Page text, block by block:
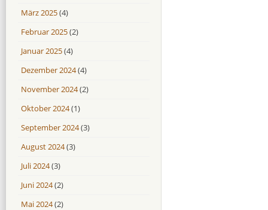
März 2025(4)
Februar 2025(2)
Januar 2025(4)
Dezember 2024(4)
November 2024(2)
Oktober 2024(1)
September 2024(3)
August 2024(3)
Juli 2024(3)
Juni 2024(2)
Mai 2024(2)